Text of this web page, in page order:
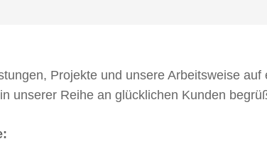
Projekte und unsere Arbeitsweise
unserer Reihe an glücklichen Kunden